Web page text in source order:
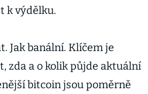
k výdělku.
Jak banální. Klíčem je
zda a o kolik půjde aktuální
bitcoin jsou poměrně